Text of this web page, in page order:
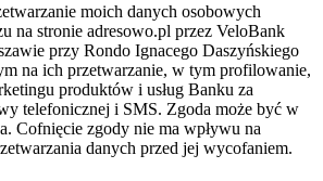
moich danych osobowych
na stronie adresowo.pl przez VeloBank
przy Rondo Ignacego Daszyńskiego
na ich przetwarzanie, w tym profilowanie,
produktów i usług Banku za
telefonicznej i SMS. Zgoda może być w
Cofnięcie zgody nie ma wpływu na
danych przed jej wycofaniem.